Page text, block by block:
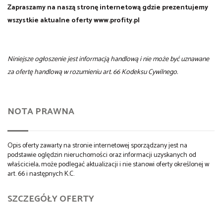
Zapraszamy na naszą stronę internetową gdzie prezentujemy
wszystkie aktualne oferty www.profity.pl
Niniejsze ogłoszenie jest informacją handlową i nie może być uznawane
za ofertę handlową w rozumieniu art. 66 Kodeksu Cywilnego.
NOTA PRAWNA
Opis oferty zawarty na stronie internetowej sporządzany jest na
podstawie oględzin nieruchomości oraz informacji uzyskanych od
właściciela, może podlegać aktualizacji i nie stanowi oferty określonej w
art. 66 i następnych K.C.
SZCZEGÓŁY OFERTY